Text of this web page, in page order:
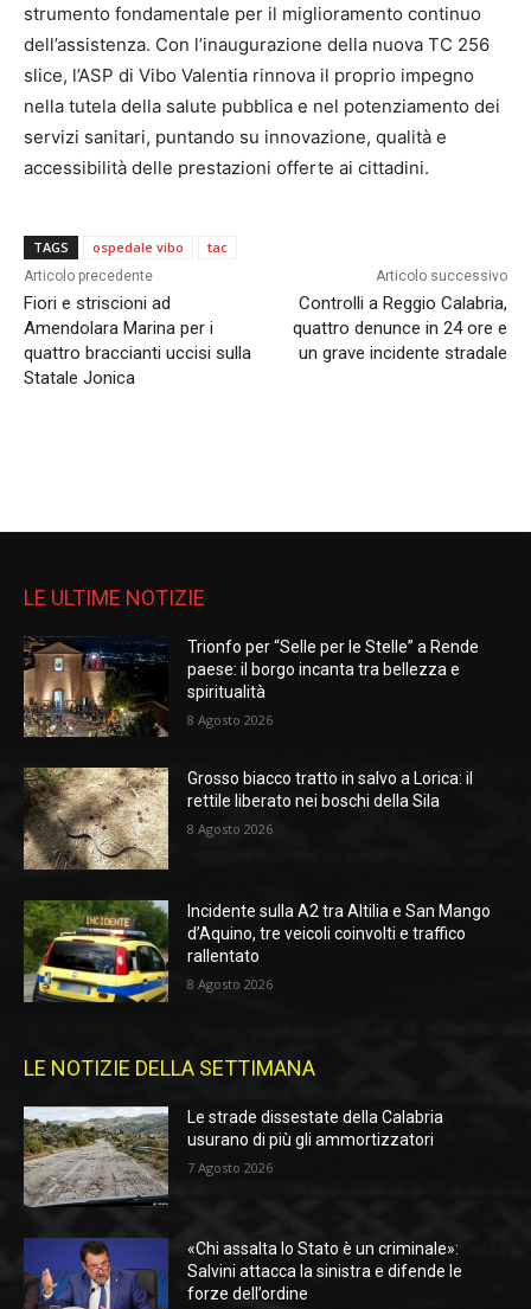
strumento fondamentale per il miglioramento continuo
dell’assistenza. Con l’inaugurazione della nuova TC 256
slice, l’ASP di Vibo Valentia rinnova il proprio impegno
nella tutela della salute pubblica e nel potenziamento dei
servizi sanitari, puntando su innovazione, qualità e
accessibilità delle prestazioni offerte ai cittadini.
TAGS ospedale vibo tac
Articolo precedente
Fiori e striscioni ad
Amendolara Marina per i
quattro braccianti uccisi sulla
Statale Jonica
Articolo successivo
Controlli a Reggio Calabria,
quattro denunce in 24 ore e
un grave incidente stradale
LE ULTIME NOTIZIE
Trionfo per “Selle per le Stelle” a Rende
paese: il borgo incanta tra bellezza e
spiritualità
8 Agosto 2026
Grosso biacco tratto in salvo a Lorica: il
rettile liberato nei boschi della Sila
8 Agosto 2026
Incidente sulla A2 tra Altilia e San Mango
d’Aquino, tre veicoli coinvolti e traffico
rallentato
8 Agosto 2026
LE NOTIZIE DELLA SETTIMANA
Le strade dissestate della Calabria
usurano di più gli ammortizzatori
7 Agosto 2026
«Chi assalta lo Stato è un criminale»:
Salvini attacca la sinistra e difende le
forze dell’ordine